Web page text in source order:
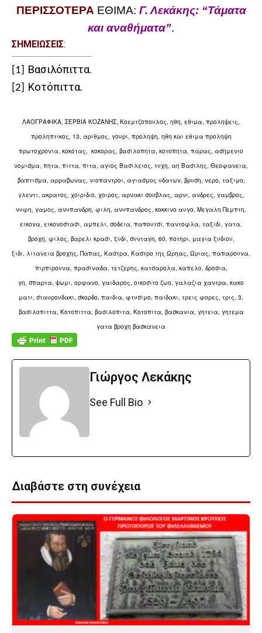
ΠΕΡΙΣΣΟΤΕΡΑ ΕΘΙΜΑ: Γ. Λεκάκης: “Τάματα
και αναθήματα”.
ΣΗΜΕΙΩΣΕΙΣ:
[1] Βασιλόπιττα.
[2] Κοτόπιττα.
ΛΑΟΓΡΑΦΙΚΑ, ΣΕΡΒΙΑ ΚΟΖΑΝΗΣ, Κοεμτζοπουλος, ηθη, εθιμα, προληψεις,
προληπτικος, 13, αριθμος, γουρι, προληψη, ηθη και εθιμα προληψη
πρωτοχρονια, κοκοτας, κοκορας, βασιλοπητα, κοτοπητα, παρας, ασημενιο
νομισμα, πητα, πιττα, πιτα, αγιος Βασιλειος, τυχη, αη Βασιλης, Θεοφανεια,
βαπτισμα, αρραβωνας, νιοπαντροι, αγιασμος υδατων, βρυση, νερο, ταξιμο,
γλεντι, ακρατος, χοιριδιο, χοιρος, αρνακι σουβλας, αρνι, ανδρες, γαμβρος,
νυφη, γαμος, ανυπανδρη, φιλη, ανυπανδρος, κοκκινο αυγο, Μεγαλη Πεμπτη,
εικονα, εικονοστασι, αμπελι, σοδεια, παπουτσι, παντοφλα, ταξιδι, γατα,
βροχη, φιλος, βαρελι κρασι, ξυδι, συνταγη, 60, ποτηρι, μαγια ξυδιου,
ξιδι, λιτανεια βροχης, Παπας, Καστρα, Καστρο της Ωρηας, Ωριας, παπαρουνα,
πιρπιρουνα, πρασιναδα, τετζερης, κατσαρολα, καπελο, δροσια,
γη, σπαρτα, ψωμι, ορφανο, γαιδαρος, οικοσιτο ζωο, γαλαζια χαντρα, κακο
ματι, σταυρουδακι, σκορδο, παιδια, φτυσιμο, παιδακι, τρεις φορες, τρις, 3,
βασιλοπιττα, Κοτοπιττα, βασιλοπιτα, Κοτοπιτα, βασκανια, γητεια, γητεμα
γατα βροχη βασκανεια
Γιώργος Λεκάκης
See Full Bio
Διαβάστε στη συνέχεια